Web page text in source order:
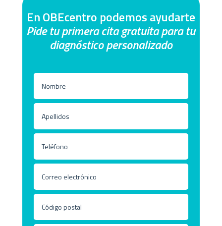
En OBEcentro podemos ayudarte
Pide tu primera cita gratuita para tu
diagnóstico personalizado